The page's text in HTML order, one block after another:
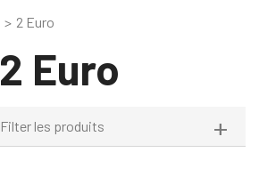
2 Euro
2 Euro
Filter les produits